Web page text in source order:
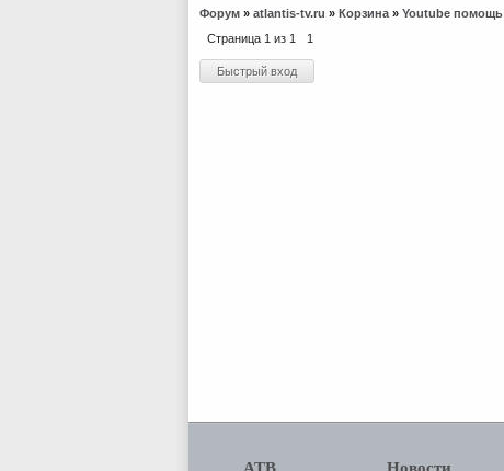
Форум » atlantis-tv.ru » Корзина » Youtube помощь
Страница 1 из 1 1